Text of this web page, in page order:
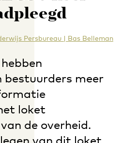
Persbureau | Bas Belleman
bestuurders meer
loket
de overheid.
van dit loket